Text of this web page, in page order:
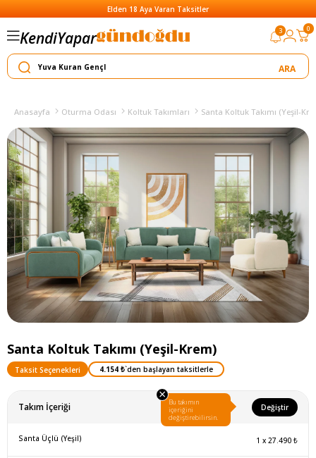
Elden 18 Aya Varan Taksitler
Kendi
Yapar
Satar
3 0
Anasayfa Oturma Odası Koltuk Takımları Santa Koltuk Takımı (Yeşil-
Santa Koltuk Takımı (Yeşil-Krem)
Taksit Seçenekleri 4.154 ₺`den başlayan taksitlerle
Takım İçeriği Değiştir
× Bu takımın
içeriğini
değiştirebilirsin.
Santa Üçlü (Yeşil) 1 x 27.490 ₺